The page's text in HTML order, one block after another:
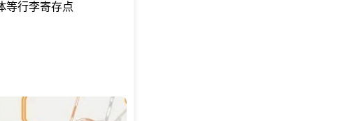
等行李寄存点